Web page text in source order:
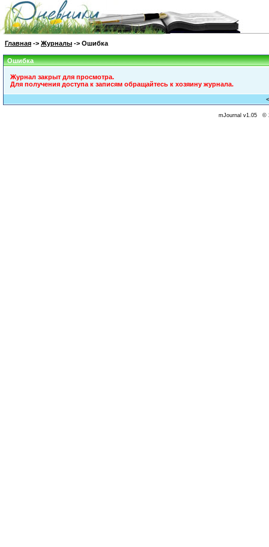
Главная -> Журналы -> Ошибка
Ошибка
Журнал закрыт для просмотра.
Для получения доступа к записям обращайтесь к хозяину журнала.
mJournal v1.05 ©